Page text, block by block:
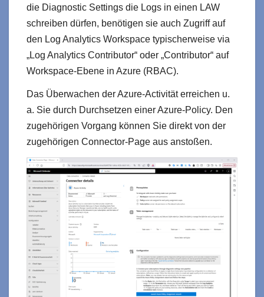
die Diagnostic Settings die Logs in einen LAW
schreiben dürfen, benötigen sie auch Zugriff auf
den Log Analytics Workspace typischerweise via
„Log Analytics Contributor“ oder „Contributor“ auf
Workspace-Ebene in Azure (RBAC).
Das Überwachen der Azure-Activität erreichen u.
a. Sie durch Durchsetzen einer Azure-Policy. Den
zugehörigen Vorgang können Sie direkt von der
zugehörigen Connector-Page aus anstoßen.